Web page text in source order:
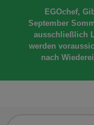
EGOchef,
September
ausschließlich
werden
nach